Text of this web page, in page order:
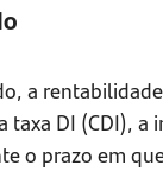
a
taxa DI (CDI), a
o prazo em